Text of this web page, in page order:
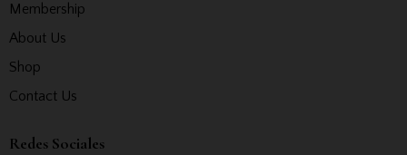
Membership
About Us
Shop
Contact Us
Redes Sociales